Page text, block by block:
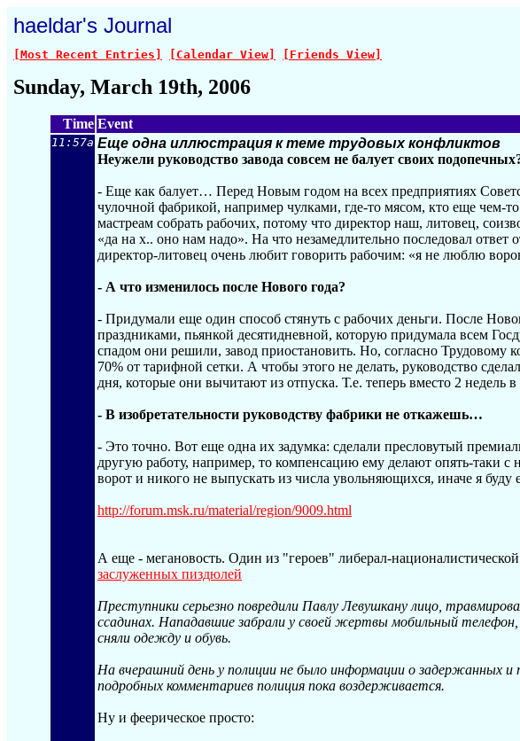
haeldar's Journal
[Most Recent Entries] [Calendar View] [Friends View]
Sunday, March 19th, 2006
Time Event
11:57a Еще одна иллюстрация к теме трудовых конфликтов
Неужели руководство завода совсем не балует своих
- Еще как балует… Перед Новым годом на всех предприятиях
чулочной фабрикой, например чулками, где-то мясом, кто еще чем-
мастреам собрать рабочих, потому что директор наш, литовец,
«да на х.. оно нам надо». На что незамедлительно последовал
директор-литовец очень любит говорить рабочим: «я не люблю
- А что изменилось после Нового года?
- Придумали еще один способ стянуть с рабочих деньги. После
праздниками, пьянкой десятидневной, которую придумала всем
спадом они решили, завод приостановить. Но, согласно Трудовому
70% от тарифной сетки. А чтобы этого не делать, руководство
дня, которые они вычитают из отпуска. Т.е. теперь вместо 2 недель
- В изобретательности руководству фабрики не откажешь…
- Это точно. Вот еще одна их задумка: сделали пресловутый
другую работу, например, то компенсацию ему делают опять-таки
ворот и никого не выпускать из числа увольняющихся, иначе я буду
http://forum.msk.ru/material/region/9009.html
А еще - мегановость. Один из "героев" либерал-
заслуженных пиздюлей
Преступники серьезно повредили Павлу Левушкану лицо,
ссадинах. Нападавшие забрали у своей жертвы мобильный
сняли одежду и обувь.
На вчерашний день у полиции не было информации о задержанных
подробных комментариев полиция пока воздерживается.
Ну и феерическое просто: